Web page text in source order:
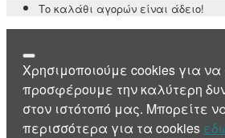
Το καλάθι αγορών είναι άδειο!
Χρησιμοποιούμε cookies για
προσφέρουμε την καλύτερη
στον ιστότοπό μας. Μπορείτε
περισσότερα για τα cookies